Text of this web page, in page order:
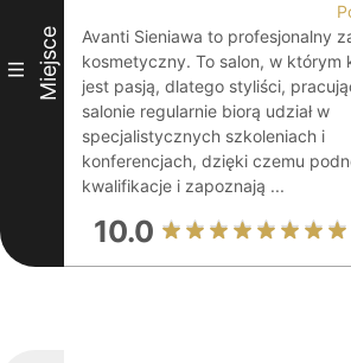
III Miejsce
Avanti Sieniawa to profesjonalny
kosmetyczny. To salon, w którym
jest pasją, dlatego styliści,
salonie regularnie biorą udział w
specjalistycznych szkoleniach i
konferencjach, dzięki czemu
kwalifikacje i zapoznają ...
10.0